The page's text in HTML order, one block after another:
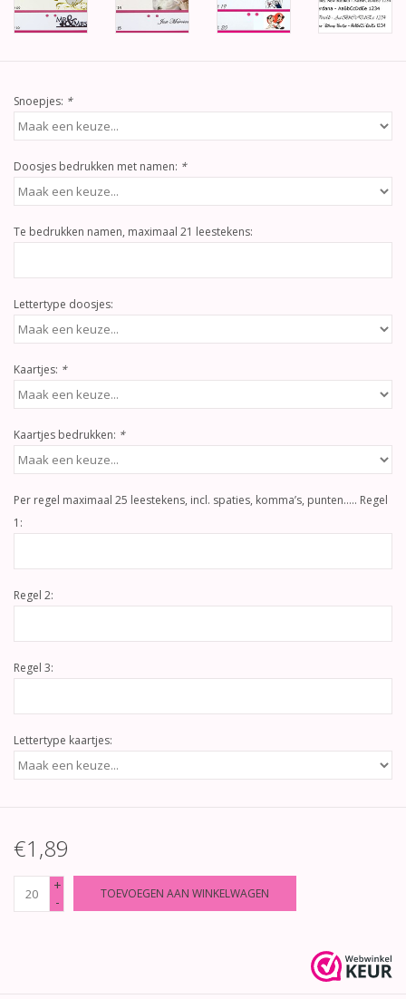
Snoepjes: *
Doosjes bedrukken met namen: *
Te bedrukken namen, maximaal 21 leestekens:
Lettertype doosjes:
Kaartjes: *
Kaartjes bedrukken: *
Per regel maximaal 25 leestekens, incl. spaties, komma’s, punten….. Regel
1:
Regel 2:
Regel 3:
Lettertype kaartjes:
€1,89
+
-
TOEVOEGEN AAN WINKELWAGEN